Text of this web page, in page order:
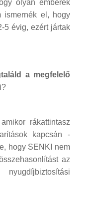
olyan emberek
ismernék el, hogy
5 évig, ezért jártak
a megfelelő
rákattintasz
kapcsán -
hogy SENKI nem
az